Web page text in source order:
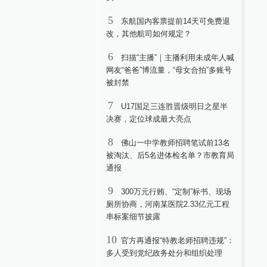
5
东航国内客票提前14天可免费退
改，其他航司如何规定？
6
扫描“主播”｜主播利用未成年人喊
网友“爸爸”博流量，“母女合拍”多账号
被封禁
7
U17国足三连胜晋级明日之星半
决赛，定位球成最大亮点
8
佛山一中学教师招聘笔试前13名
被淘汰、后5名进体检名单？市教育局
通报
9
300万元行贿、“定制”标书、现场
厕所协商，河南某医院2.33亿元工程
串标案细节披露
10 官方再通报“特教老师招聘违规”：
多人受到党纪政务处分和组织处理